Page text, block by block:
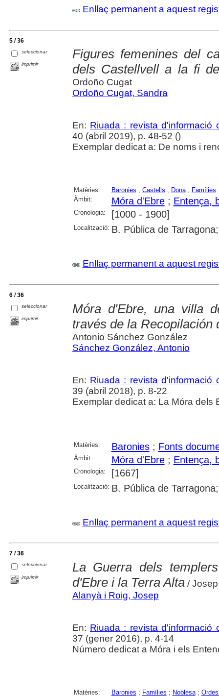
Enllaç permanent a aquest
5 / 36
seleccionar
imprimir
Figures femenines del
dels Castellvell a la fi
Ordoño Cugat
Ordoño Cugat, Sandra
En: Riuada : revista d'informació
40 (abril 2019), p. 48-52 ()
Exemplar dedicat a: De noms i
Matèries: Baronies ; Castells ; Dona; Famílies
Àmbit:
Móra d'Ebre; Entença,
Cronologia: [1000 - 1900]
Localització: B. Pública de
Enllaç permanent a aquest
6 / 36
seleccionar
imprimir
Móra d'Ebre, una villa
través de la Recopilación
Antonio Sánchez González
Sánchez González, Antonio
En: Riuada : revista d'informació
39 (abril 2018), p. 8-22
Exemplar dedicat a: La Móra dels
Matèries: Baronies; Fonts
Àmbit: Móra d'Ebre; Entença,
Cronologia: [1667]
Localització: B. Pública de
Enllaç permanent a aquest
7 / 36
seleccionar
imprimir
La Guerra dels
d'Ebre i la Terra Alta/ Josep
Alanyà i Roig, Josep
En: Riuada : revista d'informació
37 (gener 2016), p. 4-14
Número dedicat a Móra i els
Matèries: Baronies ; Famílies ; Noblesa;